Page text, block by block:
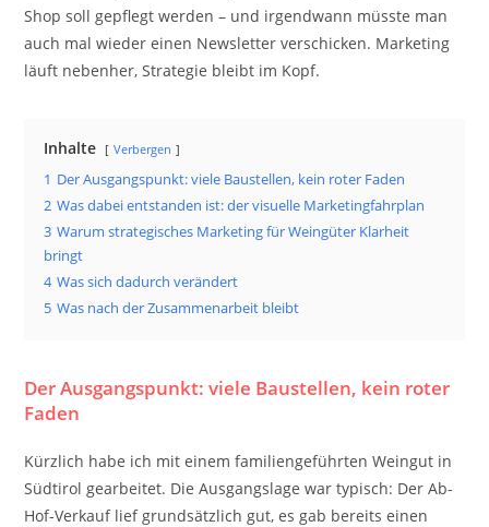
Shop soll gepflegt werden – und irgendwann müsste man
auch mal wieder einen Newsletter verschicken. Marketing
läuft nebenher, Strategie bleibt im Kopf.
Inhalte Verbergen
1 Der Ausgangspunkt: viele Baustellen, kein roter Faden
2 Was dabei entstanden ist: der visuelle Marketingfahrplan
3 Warum strategisches Marketing für Weingüter Klarheit
bringt
4 Was sich dadurch verändert
5 Was nach der Zusammenarbeit bleibt
Der Ausgangspunkt: viele Baustellen, kein roter
Faden
Kürzlich habe ich mit einem familiengeführten Weingut in
Südtirol gearbeitet. Die Ausgangslage war typisch: Der Ab-
Hof-Verkauf lief grundsätzlich gut, es gab bereits einen